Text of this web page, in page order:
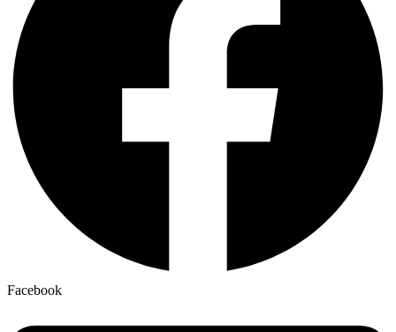
Facebook